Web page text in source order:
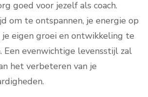
goed voor jezelf als coach.
om te ontspannen, je energie op
eigen groei en ontwikkeling te
Een evenwichtige levensstijl zal
het verbeteren van je